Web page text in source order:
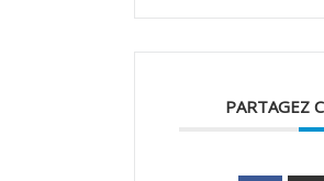
PARTAGEZ